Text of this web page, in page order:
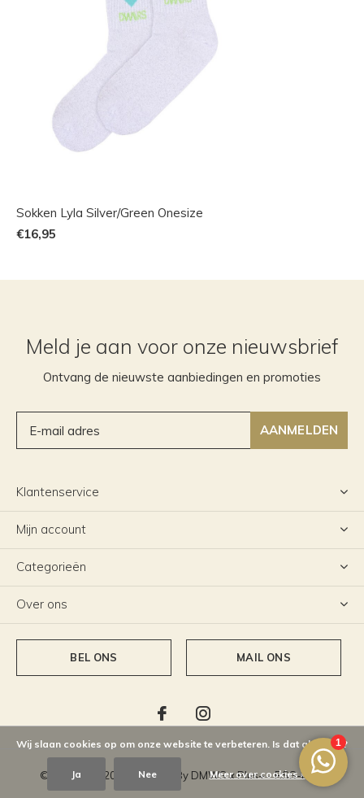
Sokken Lyla Silver/Green Onesize
€16,95
Meld je aan voor onze nieuwsbrief
Ontvang de nieuwste aanbiedingen en promoties
AANMELDEN
Klantenservice
Mijn account
Categorieën
Over ons
BEL ONS MAIL ONS
© Copyright 2026 - Theme By DMWSxPlus+-RSS-feed
Wij slaan cookies op om onze website te verbeteren. Is dat akkoord?
Ja Nee Meer over cookies »